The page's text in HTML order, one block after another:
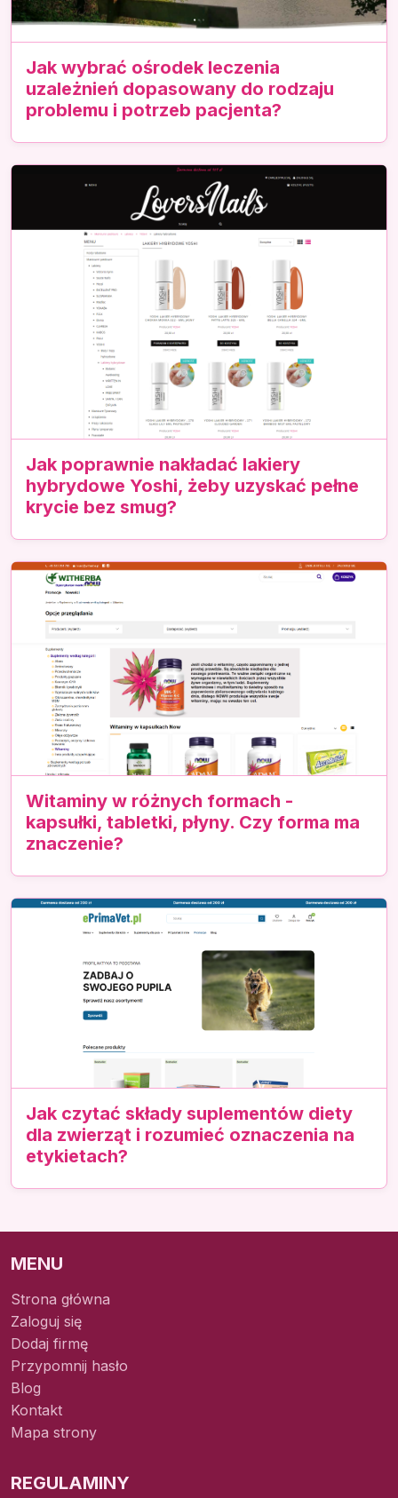
Jak wybrać ośrodek leczenia
uzależnień dopasowany do rodzaju
problemu i potrzeb pacjenta?
Jak poprawnie nakładać lakiery
hybrydowe Yoshi, żeby uzyskać pełne
krycie bez smug?
Witaminy w różnych formach -
kapsułki, tabletki, płyny. Czy forma ma
znaczenie?
Jak czytać składy suplementów diety
dla zwierząt i rozumieć oznaczenia na
etykietach?
MENU
Strona główna
Zaloguj się
Dodaj firmę
Przypomnij hasło
Blog
Kontakt
Mapa strony
REGULAMINY